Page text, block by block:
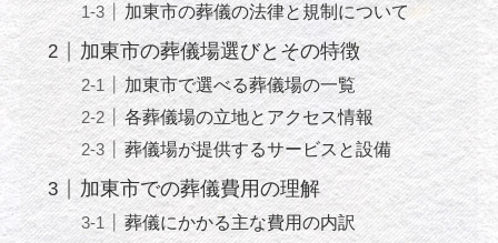
加東市の葬儀の法律と規制について
加東市の葬儀場選びとその特徴
加東市で選べる葬儀場の一覧
各葬儀場の立地とアクセス情報
葬儀場が提供するサービスと設備
加東市での葬儀費用の理解
葬儀にかかる主な費用の内訳